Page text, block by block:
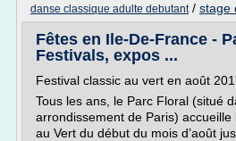
danse classique adulte debutant/ stage
Fêtes en Ile-De-France -
Festivals, expos ...
Festival classic au vert en août
Tous les ans, le Parc Floral (situé
arrondissement de Paris)
au Vert du début du mois d’août